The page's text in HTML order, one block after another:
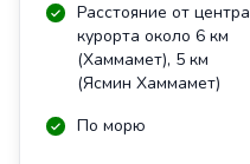
Расстояние от центра
курорта около 6 км
(Хаммамет), 5 км
(Ясмин Хаммамет)
По морю